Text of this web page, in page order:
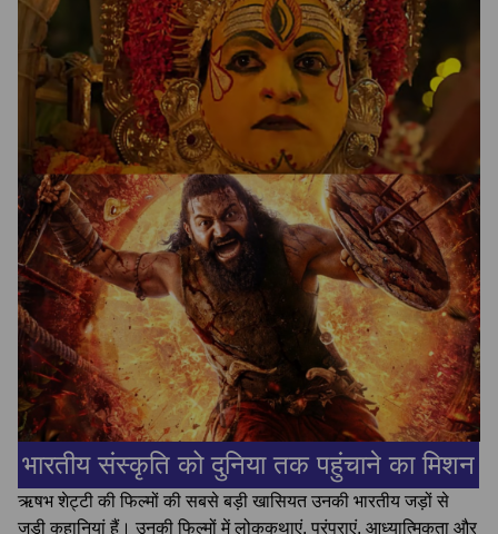
भारतीय संस्कृति को दुनिया तक पहुंचाने का मिशन
ऋषभ शेट्टी की फिल्मों की सबसे बड़ी खासियत उनकी भारतीय जड़ों से
जुड़ी कहानियां हैं। उनकी फिल्मों में लोककथाएं, परंपराएं, आध्यात्मिकता और